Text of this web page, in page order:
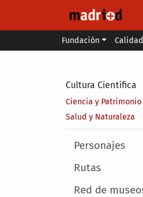
Main menu
Fundación
Cultura Científica
Ciencia y Patrimonio
Salud y Naturaleza
Main menu
Personajes
Rutas
Red de